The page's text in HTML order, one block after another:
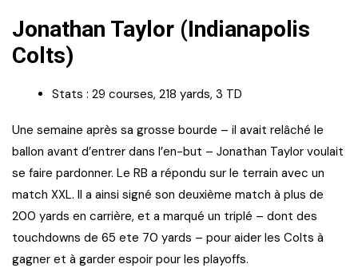
Jonathan Taylor (Indianapolis
Colts)
Stats : 29 courses, 218 yards, 3 TD
Une semaine après sa grosse bourde – il avait relâché le
ballon avant d’entrer dans l’en-but – Jonathan Taylor voulait
se faire pardonner. Le RB a répondu sur le terrain avec un
match XXL. Il a ainsi signé son deuxième match à plus de
200 yards en carrière, et a marqué un triplé – dont des
touchdowns de 65 ete 70 yards – pour aider les Colts à
gagner et à garder espoir pour les playoffs.